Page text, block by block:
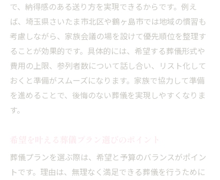
で、納得感のある送り方を実現できるからです。例え
ば、埼玉県さいたま市北区や鶴ヶ島市では地域の慣習も
考慮しながら、家族会議の場を設けて優先順位を整理す
ることが効果的です。具体的には、希望する葬儀形式や
費用の上限、参列者数について話し合い、リスト化して
おくと準備がスムーズになります。家族で協力して準備
を進めることで、後悔のない葬儀を実現しやすくなりま
す。
葬儀プランを選ぶ際は、希望と予算のバランスがポイン
トです。理由は、無理なく満足できる葬儀を行うために